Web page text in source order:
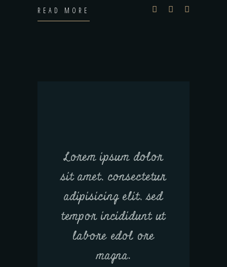
READ MORE
Lorem ipsum dolor
sit amet, consectetur
adipisicing elit, sed
tempor incididunt ut
labore edol ore
magna.